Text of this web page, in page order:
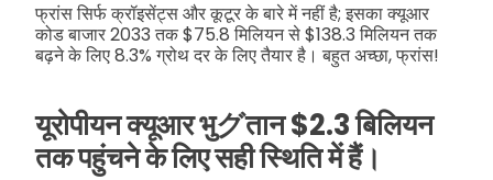
फ्रांस सिर्फ क्रॉइसेंट्स और कूटूर के बारे में नहीं है; इसका क्यूआर
कोड बाजार 2033 तक $75.8 मिलियन से $138.3 मिलियन तक
बढ़ने के लिए 8.3% ग्रोथ दर के लिए तैयार है। बहुत अच्छा, फ्रांस!
यूरोपीयन क्यूआर भुグतान $2.3 बिलियन
तक पहुंचने के लिए सही स्थिति में हैं।